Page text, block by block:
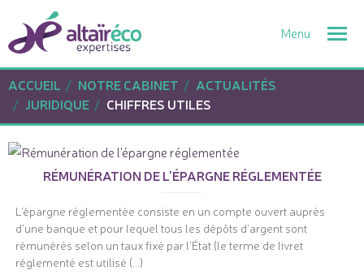
ACCUEIL
NOTRE CABINET
ACTUALITÉS
JURIDIQUE
CHIFFRES UTILES
RÉMUNÉRATION DE L'ÉPARGNE RÉGLEMENTÉE
L'épargne réglementée consiste en un compte ouvert auprès
d'une banque et pour lequel tous les dépôts d'argent sont
rémunérés selon un taux fixé par l'État (le terme de livret
réglementé est utilisé (...)